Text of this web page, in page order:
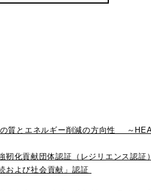
質とエネルギー削減の方向性 ～
靭化貢献団体認証（レジリエンス認
および社会貢献」認証